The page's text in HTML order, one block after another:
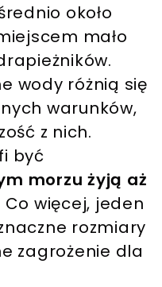
około
mało
wody różnią się
warunków,
z nich.
być
morzu żyją aż
Co więcej, jeden
rozmiary
zagrożenie dla